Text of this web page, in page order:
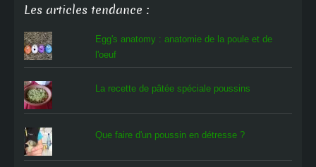
Les articles tendance :
Egg's anatomy : anatomie de la poule et de
l'oeuf
La recette de pâtée spéciale poussins
Que faire d'un poussin en détresse ?